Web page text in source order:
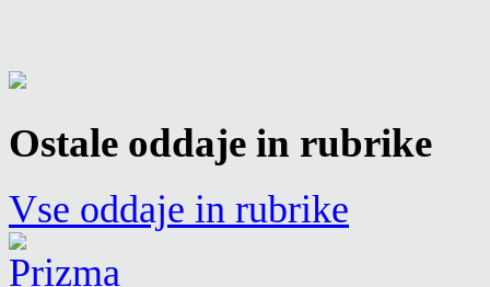
Ostale oddaje in rubrike
Vse oddaje in rubrike